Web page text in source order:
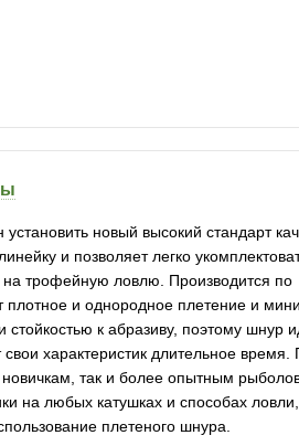
новый высокий стандарт
и позволяет легко
на трофейную ловлю. Производится по
плотное и однородное плетение и
к абразиву, поэтому шнур
характеристик длительное время.
новичкам, так и более опытным
на любых катушках и способах
плетеного шнура.